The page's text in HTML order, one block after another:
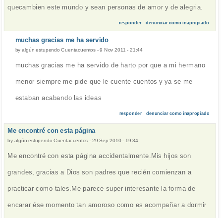
quecambien este mundo y sean personas de amor y de alegria.
responder denunciar como inapropiado
muchas gracias me ha servido
byalgún estupendo Cuentacuentos -9 Nov 2011 - 21:44
muchas gracias me ha servido de harto por que a mi hermano
menor siempre me pide que le cuente cuentos y ya se me
estaban acabando las ideas
responder denunciar como inapropiado
Me encontré con esta página
by algún estupendo Cuentacuentos - 29 Sep 2010 - 19:34
Me encontré con esta página accidentalmente.Mis hijos son
grandes, gracias a Dios son padres que recién comienzan a
practicar como tales.Me parece super interesante la forma de
encarar ése momento tan amoroso como es acompañar a dormir